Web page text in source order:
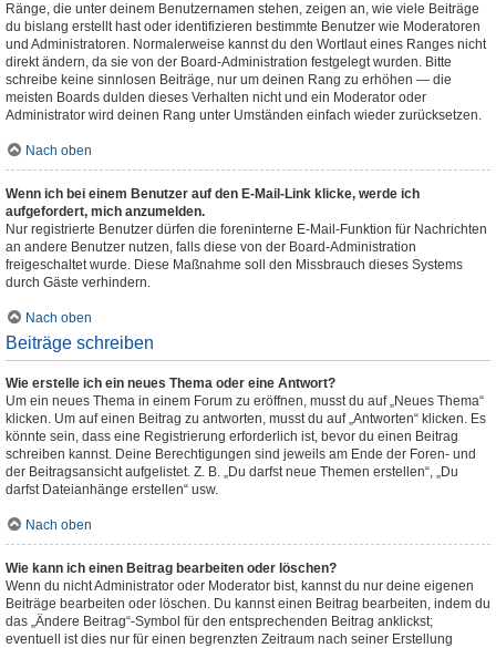
Ränge, die unter deinem Benutzernamen stehen, zeigen an, wie viele Beiträge
du bislang erstellt hast oder identifizieren bestimmte Benutzer wie Moderatoren
und Administratoren. Normalerweise kannst du den Wortlaut eines Ranges nicht
direkt ändern, da sie von der Board-Administration festgelegt wurden. Bitte
schreibe keine sinnlosen Beiträge, nur um deinen Rang zu erhöhen — die
meisten Boards dulden dieses Verhalten nicht und ein Moderator oder
Administrator wird deinen Rang unter Umständen einfach wieder zurücksetzen.
Nach oben
Wenn ich bei einem Benutzer auf den E-Mail-Link klicke, werde ich
aufgefordert, mich anzumelden.
Nur registrierte Benutzer dürfen die foreninterne E-Mail-Funktion für Nachrichten
an andere Benutzer nutzen, falls diese von der Board-Administration
freigeschaltet wurde. Diese Maßnahme soll den Missbrauch dieses Systems
durch Gäste verhindern.
Nach oben
Beiträge schreiben
Wie erstelle ich ein neues Thema oder eine Antwort?
Um ein neues Thema in einem Forum zu eröffnen, musst du auf „Neues Thema“
klicken. Um auf einen Beitrag zu antworten, musst du auf „Antworten“ klicken. Es
könnte sein, dass eine Registrierung erforderlich ist, bevor du einen Beitrag
schreiben kannst. Deine Berechtigungen sind jeweils am Ende der Foren- und
der Beitragsansicht aufgelistet. Z. B. „Du darfst neue Themen erstellen“, „Du
darfst Dateianhänge erstellen“ usw.
Nach oben
Wie kann ich einen Beitrag bearbeiten oder löschen?
Wenn du nicht Administrator oder Moderator bist, kannst du nur deine eigenen
Beiträge bearbeiten oder löschen. Du kannst einen Beitrag bearbeiten, indem du
das „Ändere Beitrag“-Symbol für den entsprechenden Beitrag anklickst;
eventuell ist dies nur für einen begrenzten Zeitraum nach seiner Erstellung